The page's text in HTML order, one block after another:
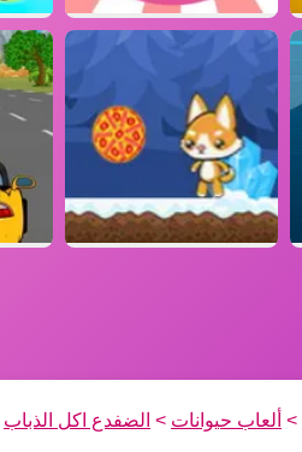
> ألعاب حيوانات > الضفدع اكل الذباب